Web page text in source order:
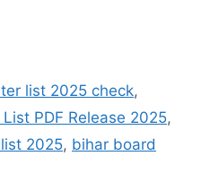
list 2025 check,
PDF Release 2025,
2025, bihar board